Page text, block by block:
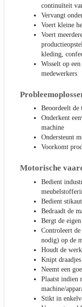
continuïteit
Vervangt
Voert kleine
Voert
kleding,
Wisselt op
medewerkers
Beoordeelt de
Onderkent
machine
Ondersteunt
Voorkomt
Motorische
Bedient
Bedient
Bedraadt de
Bergt de
Controleert
nodig) op de
Houdt de
Knipt
Neemt een
Plaatst indien
machine/
Stikt in